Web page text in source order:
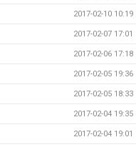
2017-02-10 10:19
2017-02-07 17:01
2017-02-06 17:18
2017-02-05 19:36
2017-02-05 18:33
2017-02-04 19:35
2017-02-04 19:01